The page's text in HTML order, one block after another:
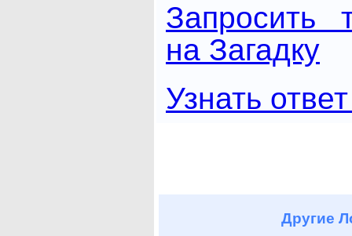
Запросить
на Загадку
Узнать
Другие